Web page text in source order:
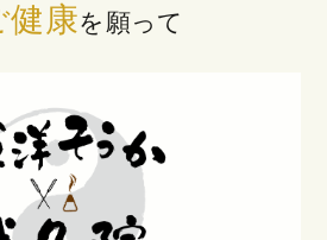
健康を願って